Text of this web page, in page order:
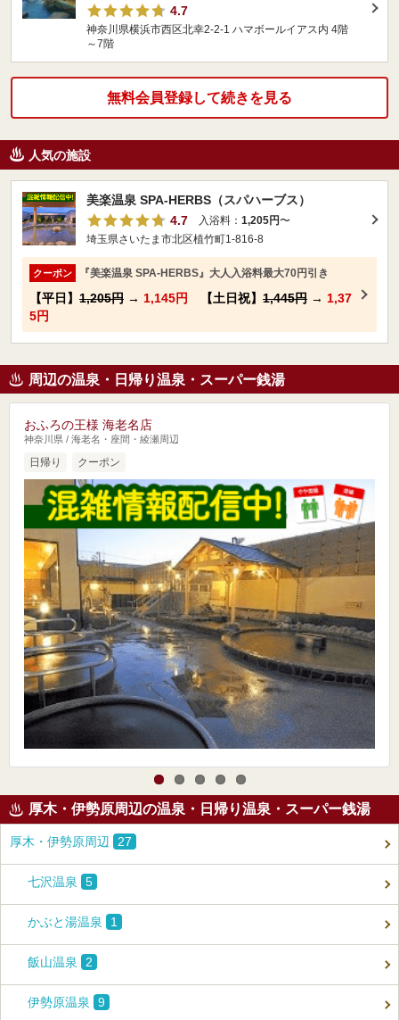
4.7
神奈川県横浜市西区北幸2-2-1 ハマボールイアス内 4階
～7階
無料会員登録して続きを見る
人気の施設
美楽温泉 SPA-HERBS（スパハーブス）
4.7
入浴料： 1,205円〜
埼玉県さいたま市北区植竹町1-816-8
クーポン 『美楽温泉 SPA-HERBS』大人入浴料最大70円引き
【平日】 1,205円 → 1,145円 【土日祝】 1,445円 → 1,37
5円
周辺の温泉・日帰り温泉・スーパー銭湯
おふろの王様 海老名店
神奈川県 / 海老名・座間・綾瀬周辺
日帰り クーポン
厚木・伊勢原周辺の温泉・日帰り温泉・スーパー銭湯
厚木・伊勢原周辺 27
七沢温泉 5
かぶと湯温泉 1
飯山温泉 2
伊勢原温泉 9